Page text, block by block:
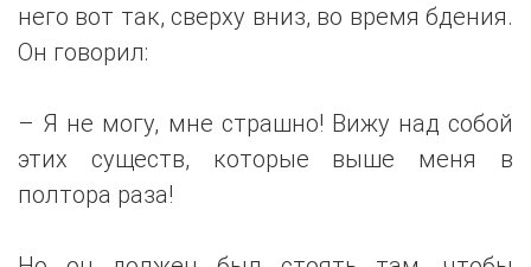
него вот так, сверху вниз, во время бдения.
Он говорил:
– Я не могу, мне страшно! Вижу над собой
этих существ, которые выше меня в
полтора раза!